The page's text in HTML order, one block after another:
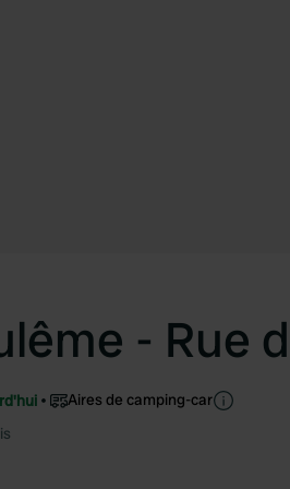
- Rue
Aires de camping-car